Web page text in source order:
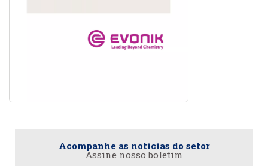
Acompanhe as notícias do setor
Assine nosso boletim